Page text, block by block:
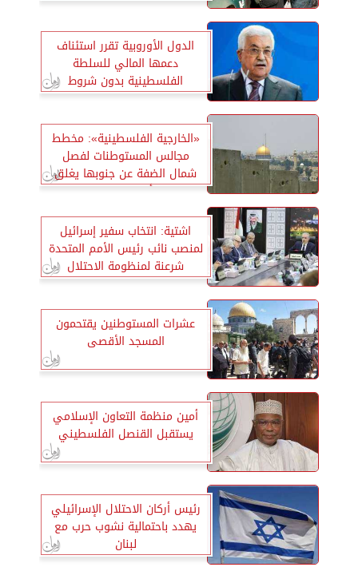
الدول الأوروبية تقرر استئناف
دعمها المالي للسلطة
الفلسطينية بدون شروط
«الخارجية الفلسطينية»: مخطط
مجالس المستوطنات لفصل
شمال الضفة عن جنوبها يغلق
الباب أمام حل الدولتين
اشتية: انتخاب سفير إسرائيل
لمنصب نائب رئيس الأمم المتحدة
شرعنة لمنظومة الاحتلال
الاستعماري
عشرات المستوطنين يقتحمون
المسجد الأقصى
أمين منظمة التعاون الإسلامي
يستقبل القنصل الفلسطيني
رئيس أركان الاحتلال الإسرائيلي
يهدد باحتمالية نشوب حرب مع
لبنان